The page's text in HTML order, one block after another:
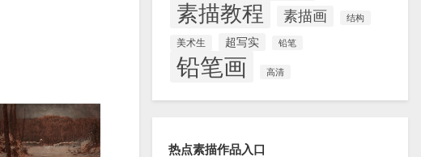
素描教程 素描画 结构
美术生 超写实 铅笔
铅笔画 高清
热点素描作品入口